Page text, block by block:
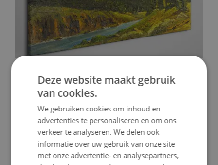
RIVIER
Prijs: 59.99 €
Deze website maakt gebruik
van cookies.
We gebruiken cookies om inhoud en
advertenties te personaliseren en om ons
verkeer te analyseren. We delen ook
informatie over uw gebruik van onze site
met onze advertentie- en analysepartners,